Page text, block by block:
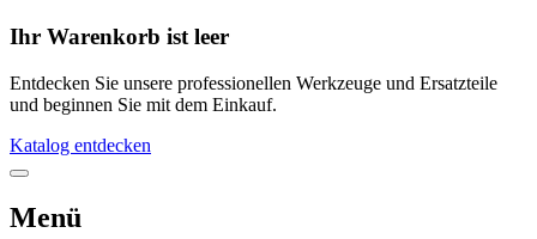
Ihr Warenkorb ist leer
Entdecken Sie unsere professionellen Werkzeuge und Ersatzteile
und beginnen Sie mit dem Einkauf.
Katalog entdecken
Menü